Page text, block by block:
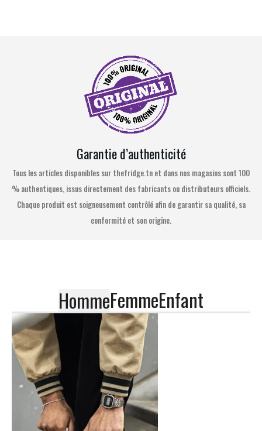
Garantie d’authenticité
Tous les articles disponibles sur thefridge.tn et dans nos magasins sont 100
% authentiques, issus directement des fabricants ou distributeurs officiels.
Chaque produit est soigneusement contrôlé afin de garantir sa qualité, sa
conformité et son origine.
HommeFemmeEnfant